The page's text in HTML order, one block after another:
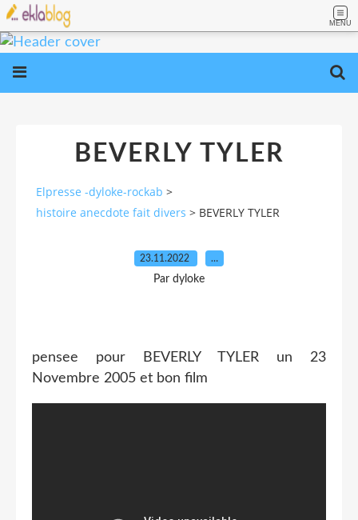
MENU
BEVERLY TYLER
Elpresse -dyloke-rockab >
histoire anecdote fait divers > BEVERLY TYLER
23.11.2022 …
Par dyloke
pensee pour BEVERLY TYLER un 23
Novembre 2005 et bon film